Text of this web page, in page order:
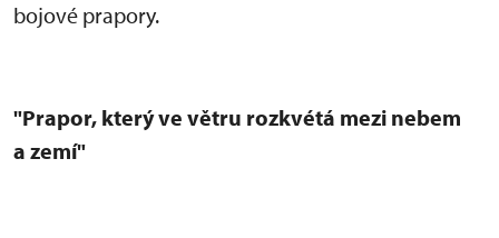
bojové prapory.
"Prapor, který ve větru rozkvétá mezi nebem
a zemí"